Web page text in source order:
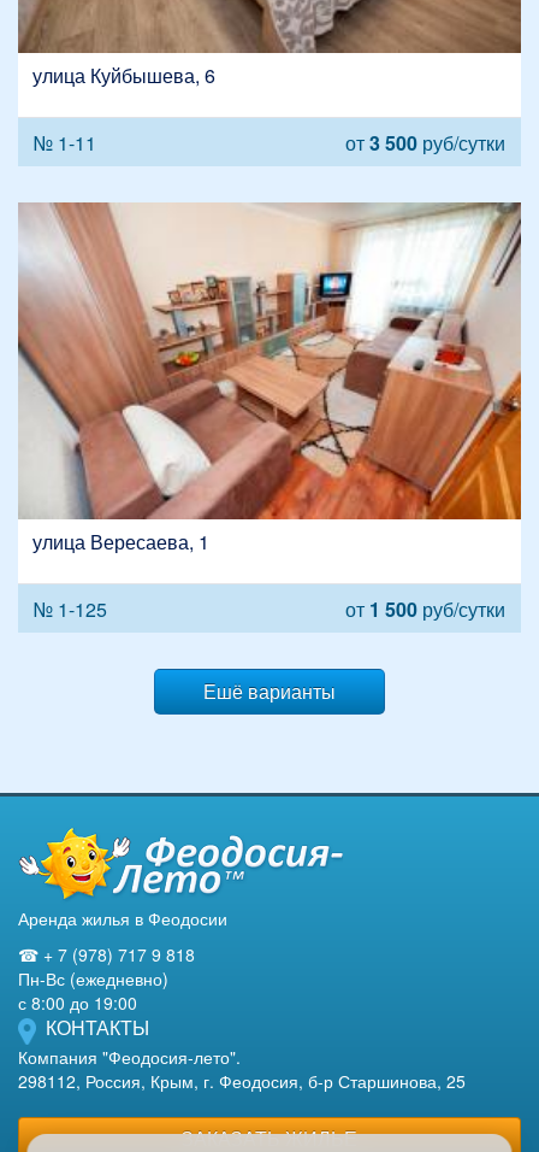
улица Куйбышева, 6
№ 1-11 от3 500 руб/сутки
улица Вересаева, 1
№ 1-125 от 1 500 руб/сутки
Ешё варианты
Аренда жилья в Феодосии
☎ + 7 (978) 717 9 818
Пн-Вс (ежедневно)
с 8:00 до 19:00
КОНТАКТЫ
Компания "Феодосия-лето".
298112, Россия, Крым, г. Феодосия, б-р Старшинова, 25
ЗАКАЗАТЬ ЖИЛЬЕ